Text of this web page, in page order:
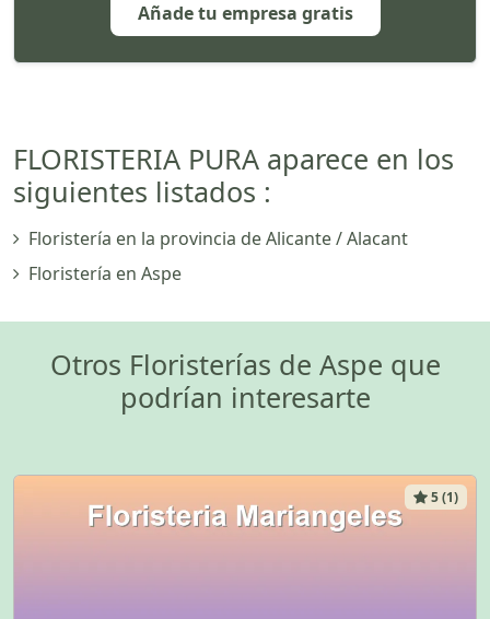
Añade tu empresa gratis
FLORISTERIA PURA aparece en los
siguientes listados :
Floristería en la provincia de Alicante / Alacant
Floristería en Aspe
Otros Floristerías de Aspe que
podrían interesarte
5 (1)